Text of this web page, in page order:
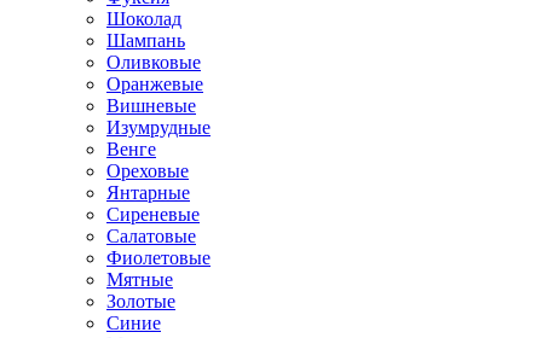
Шоколад
Шампань
Оливковые
Оранжевые
Вишневые
Изумрудные
Венге
Ореховые
Янтарные
Сиреневые
Салатовые
Фиолетовые
Мятные
Золотые
Синие